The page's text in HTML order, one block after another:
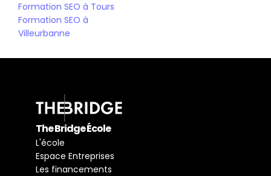
Formation SEO à Tours
Formation SEO à
Villeurbanne
The Bridge École
L'école
Espace Entreprises
Les financements